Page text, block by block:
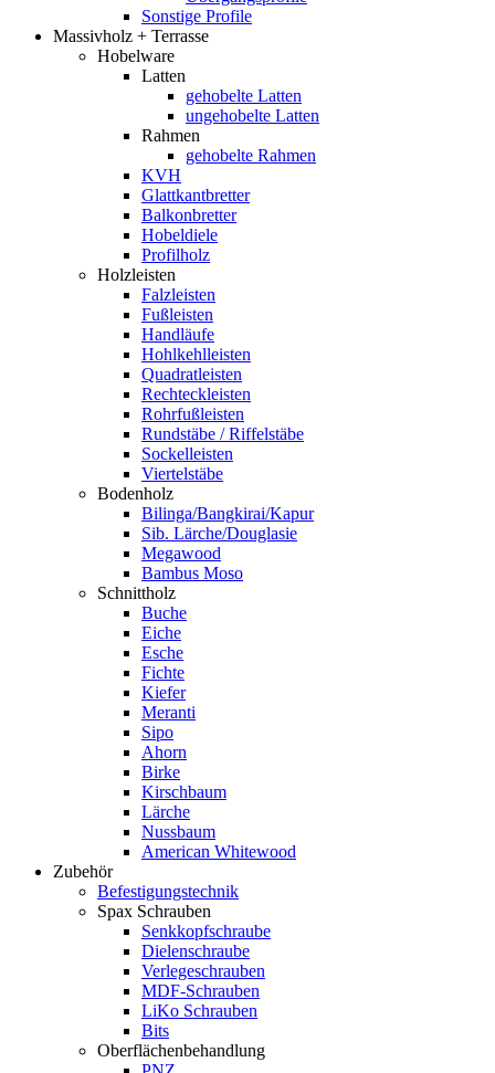
Sonstige Profile
Massivholz + Terrasse
Hobelware
Latten
gehobelte Latten
ungehobelte Latten
Rahmen
gehobelte Rahmen
KVH
Glattkantbretter
Balkonbretter
Hobeldiele
Profilholz
Holzleisten
Falzleisten
Fußleisten
Handläufe
Hohlkehlleisten
Quadratleisten
Rechteckleisten
Rohrfußleisten
Rundstäbe / Riffelstäbe
Sockelleisten
Viertelstäbe
Bodenholz
Bilinga/Bangkirai/Kapur
Sib. Lärche/Douglasie
Megawood
Bambus Moso
Schnittholz
Buche
Eiche
Esche
Fichte
Kiefer
Meranti
Sipo
Ahorn
Birke
Kirschbaum
Lärche
Nussbaum
American Whitewood
Zubehör
Befestigungstechnik
Spax Schrauben
Senkkopfschraube
Dielenschraube
Verlegeschrauben
MDF-Schrauben
LiKo Schrauben
Bits
Oberflächenbehandlung